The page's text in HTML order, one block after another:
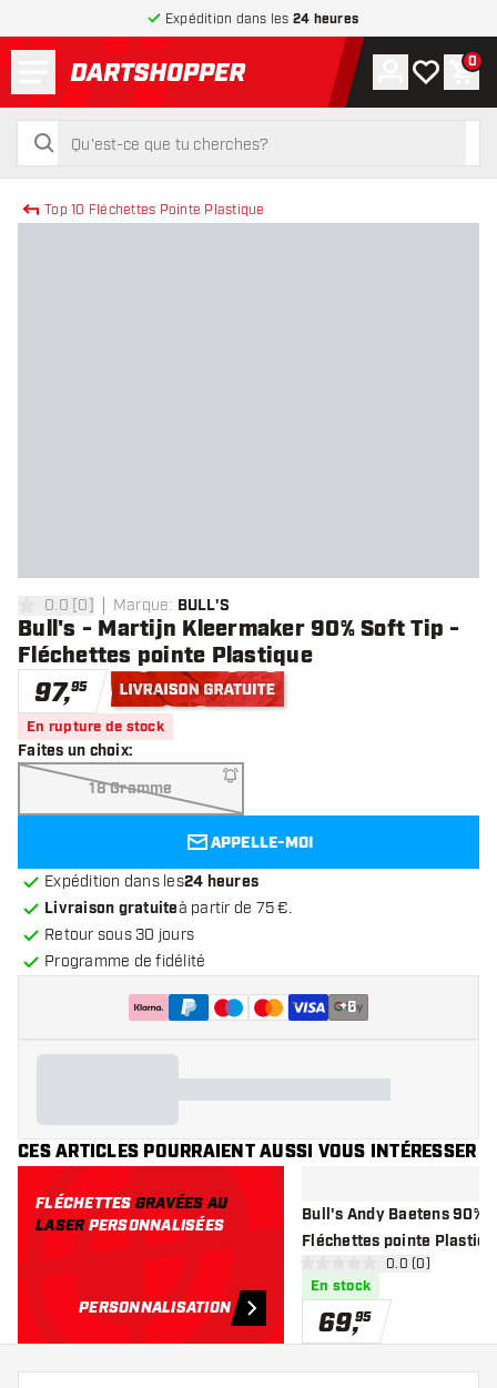
Expédition dans les 24 heures
retour à la page d’accueil
rechercher
rechercher
Compte
Ma liste0
Top 10 Fléchettes Pointe Plastique
0 étoiles de notation
0.0 [0] Marque: BULL'S
Bull's - Martijn Kleermaker 90% Soft Tip -
Fléchettes pointe Plastique
97,95
Livraison gratuite
En rupture de stock
Faites un choix:
18 Gramme
APPELLE-MOI
Expédition dans les24 heures
Livraison gratuiteà partir de 75 €.
Retour sous 30 jours
Programme de fidélité
+6
CES ARTICLES POURRAIENT AUSSI VOUS INTÉRESSER
FLÉCHETTES GRAVÉES AU
LASER PERSONNALISÉES
PERSONNALISATION
Bull's Andy Baetens 90%
Fléchettes pointe
ouvrir le
0 étoiles de notation
0.0 (0)
En stock
69,95